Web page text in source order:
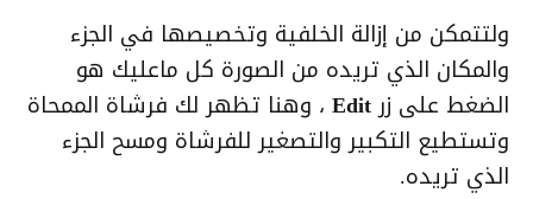
ولتتمكن من إزالة الخلفية وتخصيصها في الجزء
والمكان الذي تريده من الصورة كل ماعليك هو
الضغط على زرEdit ، وهنا تظهر لك فرشاة الممحاة
وتستطيع التكبير والتصغير للفرشاة ومسح الجزء
الذي تريده.